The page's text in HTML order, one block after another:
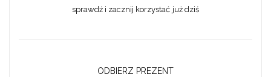
sprawdź i zacznij korzystać już dziś
ODBIERZ PREZENT